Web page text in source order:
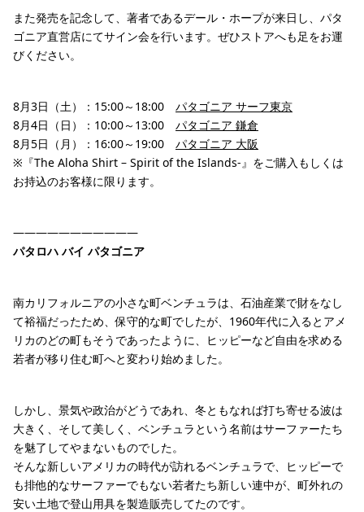
また発売を記念して、著者であるデール・ホープが来日し、パタ
ゴニア直営店にてサイン会を行います。ぜひストアへも足をお運
びください。
8月3日（土）：15:00～18:00 パタゴニア サーフ東京
8月4日（日）：10:00～13:00 パタゴニア 鎌倉
8月5日（月）：16:00～19:00 パタゴニア 大阪
※『The Aloha Shirt – Spirit of the Islands-』をご購入もしくは
お持込のお客様に限ります。
———————————
パタロハ バイ パタゴニア
南カリフォルニアの小さな町ベンチュラは、石油産業で財をなし
て裕福だったため、保守的な町でしたが、1960年代に入るとアメ
リカのどの町もそうであったように、ヒッピーなど自由を求める
若者が移り住む町へと変わり始めました。
しかし、景気や政治がどうであれ、冬ともなれば打ち寄せる波は
大きく、そして美しく、ベンチュラという名前はサーファーたち
を魅了してやまないものでした。
そんな新しいアメリカの時代が訪れるベンチュラで、ヒッピーで
も排他的なサーファーでもない若者たち新しい連中が、町外れの
安い土地で登山用具を製造販売してたのです。